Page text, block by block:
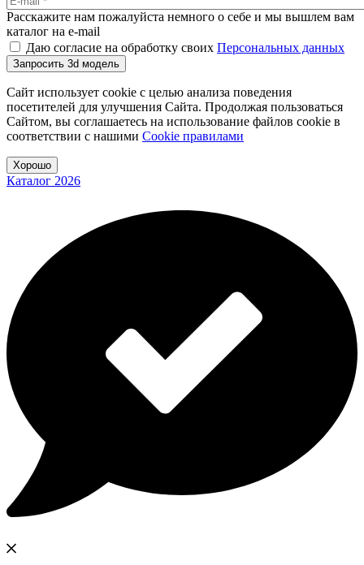
Расскажите нам пожалуйста немного о себе и мы вышлем вам
каталог на e-mail
Даю согласие на обработку своих Персональных данных
Запросить 3d модель
Сайт использует cookie с целью анализа поведения
посетителей для улучшения Сайта. Продолжая пользоваться
Сайтом, вы соглашаетесь на использование файлов cookie в
соответствии с нашими Cookiе правилами
Хорошо
Каталог 2026